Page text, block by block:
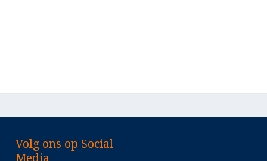
Volg ons op Social